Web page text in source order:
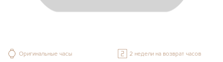
Оригинальные часы 2 недели на возврат часов